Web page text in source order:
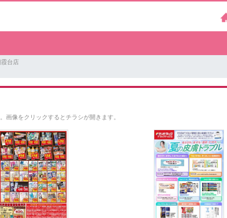
台店
画像をクリックするとチラシが開きます。